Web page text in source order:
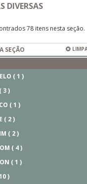
DIVERSAS
78 itens nesta seção.
SEÇÃO
( 1 )
3 )
( 1 )
( 2 )
( 2 )
( 4 )
( 1 )
)